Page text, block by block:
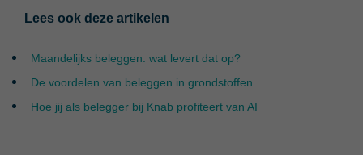
Lees ook deze artikelen
Maandelijks beleggen: wat levert dat op?
De voordelen van beleggen in grondstoffen
Hoe jij als belegger bij Knab profiteert van AI